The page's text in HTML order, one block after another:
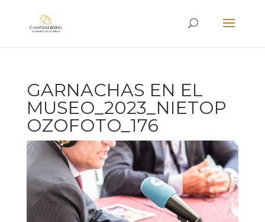
GARNACHAS EN EL
MUSEO_2023_NIETOP
OZOFOTO_176